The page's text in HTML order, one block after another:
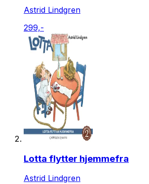
Astrid Lindgren
299,-
Lotta flytter hjemmefra
Astrid Lindgren